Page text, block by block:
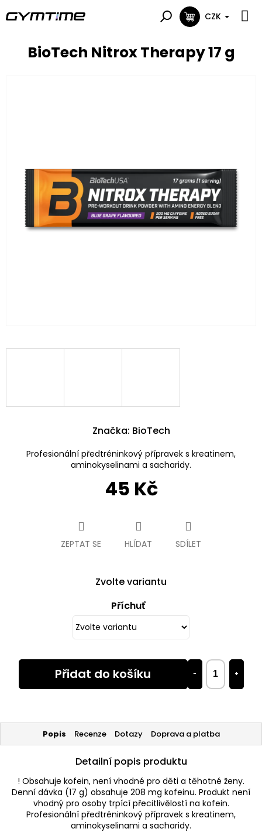
na
NÁKUPNÍ
CZK
BioTech Nitrox Therapy 17 g
45 Kč
Zvolte variantu
Příchuť
+
−
Přidat do košíku
Profesionální předtréninkový přípravek s kreatinem,
aminokyselinami a sacharidy.
ZEPTAT SE HLÍDAT SDÍLET
Značka: BioTech
Popis Recenze Dotazy Doprava a platba
Detailní popis produktu
! Obsahuje kofein, není vhodné pro děti a těhotné ženy.
Denní dávka (17 g) obsahuje 208 mg kofeinu. Produkt není
vhodný pro osoby trpící přecitlivělostí na kofein.
Profesionální předtréninkový přípravek s kreatinem,
aminokyselinami a sacharidy.